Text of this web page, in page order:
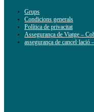
Grups
Condicions generals
Política de privacitat
Assegurança de Viatge –
assegurança de cancel·lació